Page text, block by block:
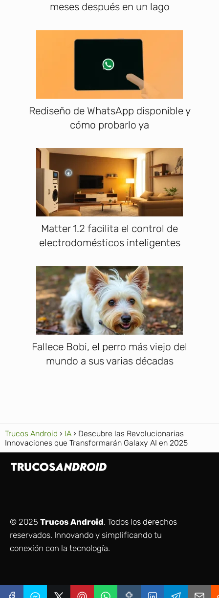
meses después en un lago
Rediseño de WhatsApp disponible y
cómo probarlo ya
Matter 1.2 facilita el control de
electrodomésticos inteligentes
Fallece Bobi, el perro más viejo del
mundo a sus varias décadas
Trucos Android IA
Descubre las Revolucionarias
Innovaciones que Transformarán Galaxy AI en 2025
© 2025 Trucos Android. Todos los derechos
reservados. Innovando y simplificando tu
conexión con la tecnología.